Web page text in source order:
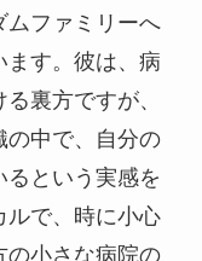
ムファミリーへ
ます。彼は、病
裏方ですが、
の中で、自分の
という実感を
ルで、時に小心
の小さな病院の